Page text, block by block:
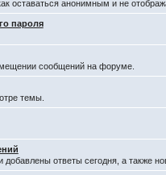
оставаться анонимным и не
пароля
сообщений на форуме.
темы.
ответы сегодня, а также